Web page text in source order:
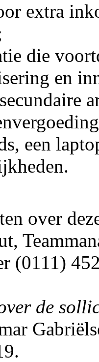
extra
die
en
een
over
(0111)
de